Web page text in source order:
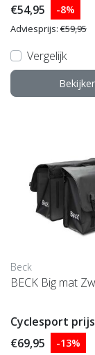
€54,95
-8%
Adviesprijs: €59,95
Vergelijk
Beck
BECK Big mat
Cyclesport
€69,95
-13%